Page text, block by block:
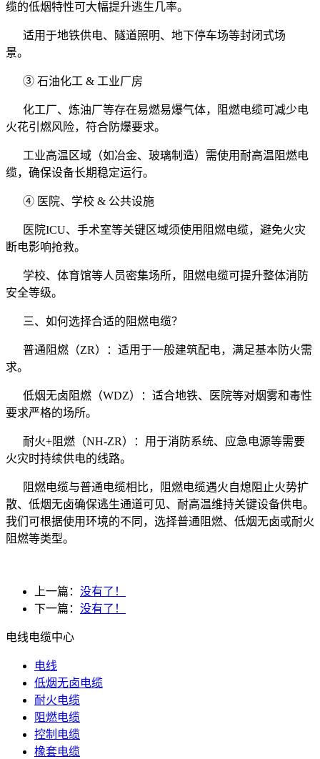
缆的低烟特性可大幅提升逃生几率。
适用于地铁供电、隧道照明、地下停车场等封闭式场
景。
③ 石油化工 & 工业厂房
化工厂、炼油厂等存在易燃易爆气体，阻燃电缆可减少电
火花引燃风险，符合防爆要求。
工业高温区域（如冶金、玻璃制造）需使用耐高温阻燃电
缆，确保设备长期稳定运行。
④ 医院、学校 & 公共设施
医院ICU、手术室等关键区域须使用阻燃电缆，避免火灾
断电影响抢救。
学校、体育馆等人员密集场所，阻燃电缆可提升整体消防
安全等级。
三、如何选择合适的阻燃电缆？
普通阻燃（ZR）：适用于一般建筑配电，满足基本防火需
求。
低烟无卤阻燃（WDZ）：适合地铁、医院等对烟雾和毒性
要求严格的场所。
耐火+阻燃（NH-ZR）：用于消防系统、应急电源等需要
火灾时持续供电的线路。
阻燃电缆与普通电缆相比，阻燃电缆遇火自熄阻止火势扩
散、低烟无卤确保逃生通道可见、耐高温维持关键设备供电。
我们可根据使用环境的不同，选择普通阻燃、低烟无卤或耐火
阻燃等类型。
上一篇： 没有了！
下一篇： 没有了！
电线电缆中心
电线
低烟无卤电缆
耐火电缆
阻燃电缆
控制电缆
橡套电缆